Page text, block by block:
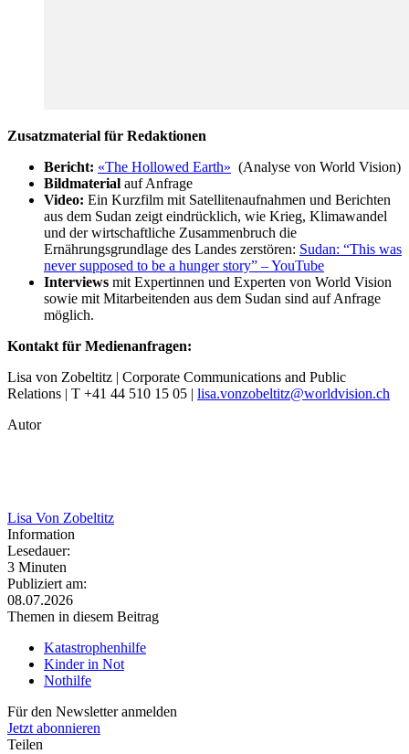
Zusatzmaterial für Redaktionen
Bericht: «The Hollowed Earth» (Analyse von World Vision)
Bildmaterial auf Anfrage
Video: Ein Kurzfilm mit Satellitenaufnahmen und Berichten
aus dem Sudan zeigt eindrücklich, wie Krieg, Klimawandel
und der wirtschaftliche Zusammenbruch die
Ernährungsgrundlage des Landes zerstören: Sudan: “This was
never supposed to be a hunger story” – YouTube
Interviews mit Expertinnen und Experten von World Vision
sowie mit Mitarbeitenden aus dem Sudan sind auf Anfrage
möglich.
Kontakt für Medienanfragen:
Lisa von Zobeltitz | Corporate Communications and Public
Relations | T +41 44 510 15 05 | lisa.vonzobeltitz@worldvision.ch
Autor
Lisa Von Zobeltitz
Information
Lesedauer:
3 Minuten
Publiziert am:
08.07.2026
Themen in diesem Beitrag
Katastrophenhilfe
Kinder in Not
Nothilfe
Für den Newsletter anmelden
Jetzt abonnieren
Teilen